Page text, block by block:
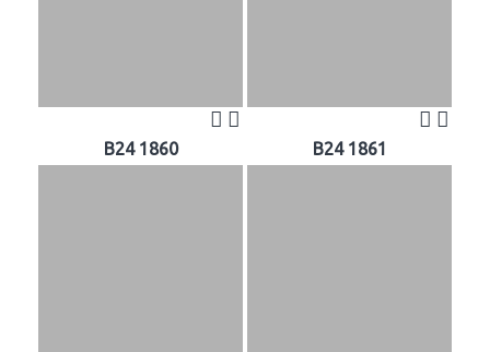
B24 1860 B24 1861